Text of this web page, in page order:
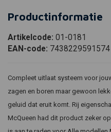
Productinformatie
Artikelcode: 01-0181
EAN-code: 7438229591574
Compleet uitlaat systeem voor
zagen en boren maar gewoon
geluid dat eruit komt. Rij
McQueen had dit product zeker